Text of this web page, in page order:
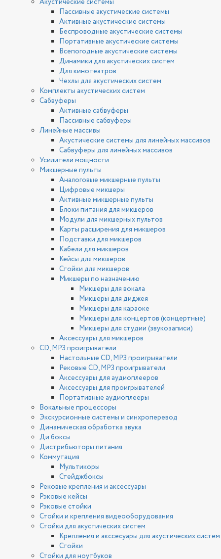
Акустические системы
Пассивные акустические системы
Активные акустические системы
Беспроводные акустические системы
Портативные акустические системы
Всепогодные акустические системы
Динамики для акустических систем
Для кинотеатров
Чехлы для акустических систем
Комплекты акустических систем
Сабвуферы
Активные сабвуферы
Пассивные сабвуферы
Линейные массивы
Акустические системы для линейных массивов
Сабвуферы для линейных массивов
Усилители мощности
Микшерные пульты
Аналоговые микшерные пульты
Цифровые микшеры
Активные микшерные пульты
Блоки питания для микшеров
Модули для микшерных пультов
Карты расширения для микшеров
Подставки для микшеров
Кабели для микшеров
Кейсы для микшеров
Стойки для микшеров
Микшеры по назначению
Микшеры для вокала
Микшеры для диджея
Микшеры для караоке
Микшеры для концертов (концертные)
Микшеры для студии (звукозаписи)
Аксессуары для микшеров
CD, MP3 проигрыватели
Настольные CD, MP3 проигрыватели
Рековые CD, MP3 проигрыватели
Аксессуары для аудиоплееров
Аксессуары для проигрывателей
Портативные аудиоплееры
Вокальные процессоры
Экскурсионные системы и синхроперевод
Динамическая обработка звука
Ди боксы
Дистрибьюторы питания
Коммутация
Мультикоры
Стейджбоксы
Рековые крепления и аксессуары
Рэковые кейсы
Рэковые стойки
Стойки и крепления видеооборудования
Стойки для акустических систем
Крепления и акссесуары для акустических систем
Стойки
Стойки для ноутбуков